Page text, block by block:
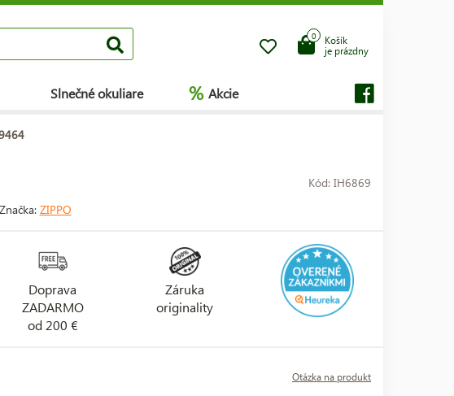
Košík
je prázdny
0
Slnečné okuliare % Akcie
Kód: IH6869
Značka: ZIPPO
Doprava
ZADARMO
od 200 €
Záruka
originality
Otázka na produkt